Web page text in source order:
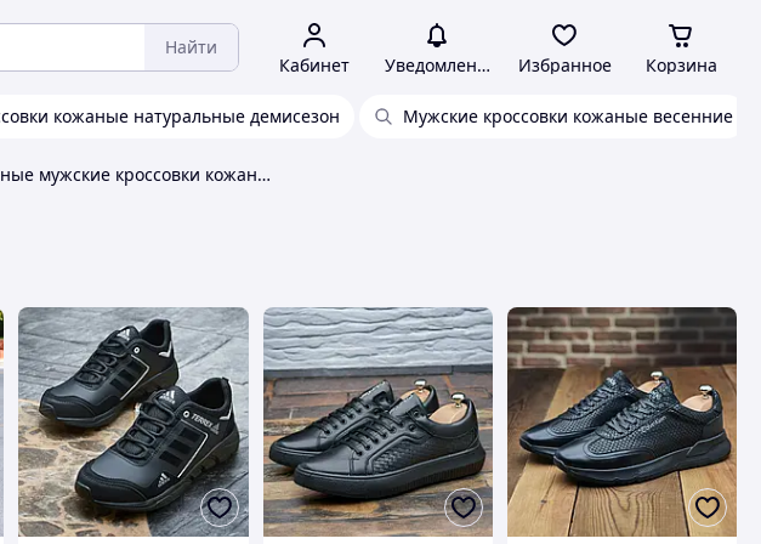
Найти
Кабинет Уведомления Избранное Корзина
кожаные натуральные демисезон Мужские кроссовки кожаные весенние
Черные мужские кроссовки кожаные деми